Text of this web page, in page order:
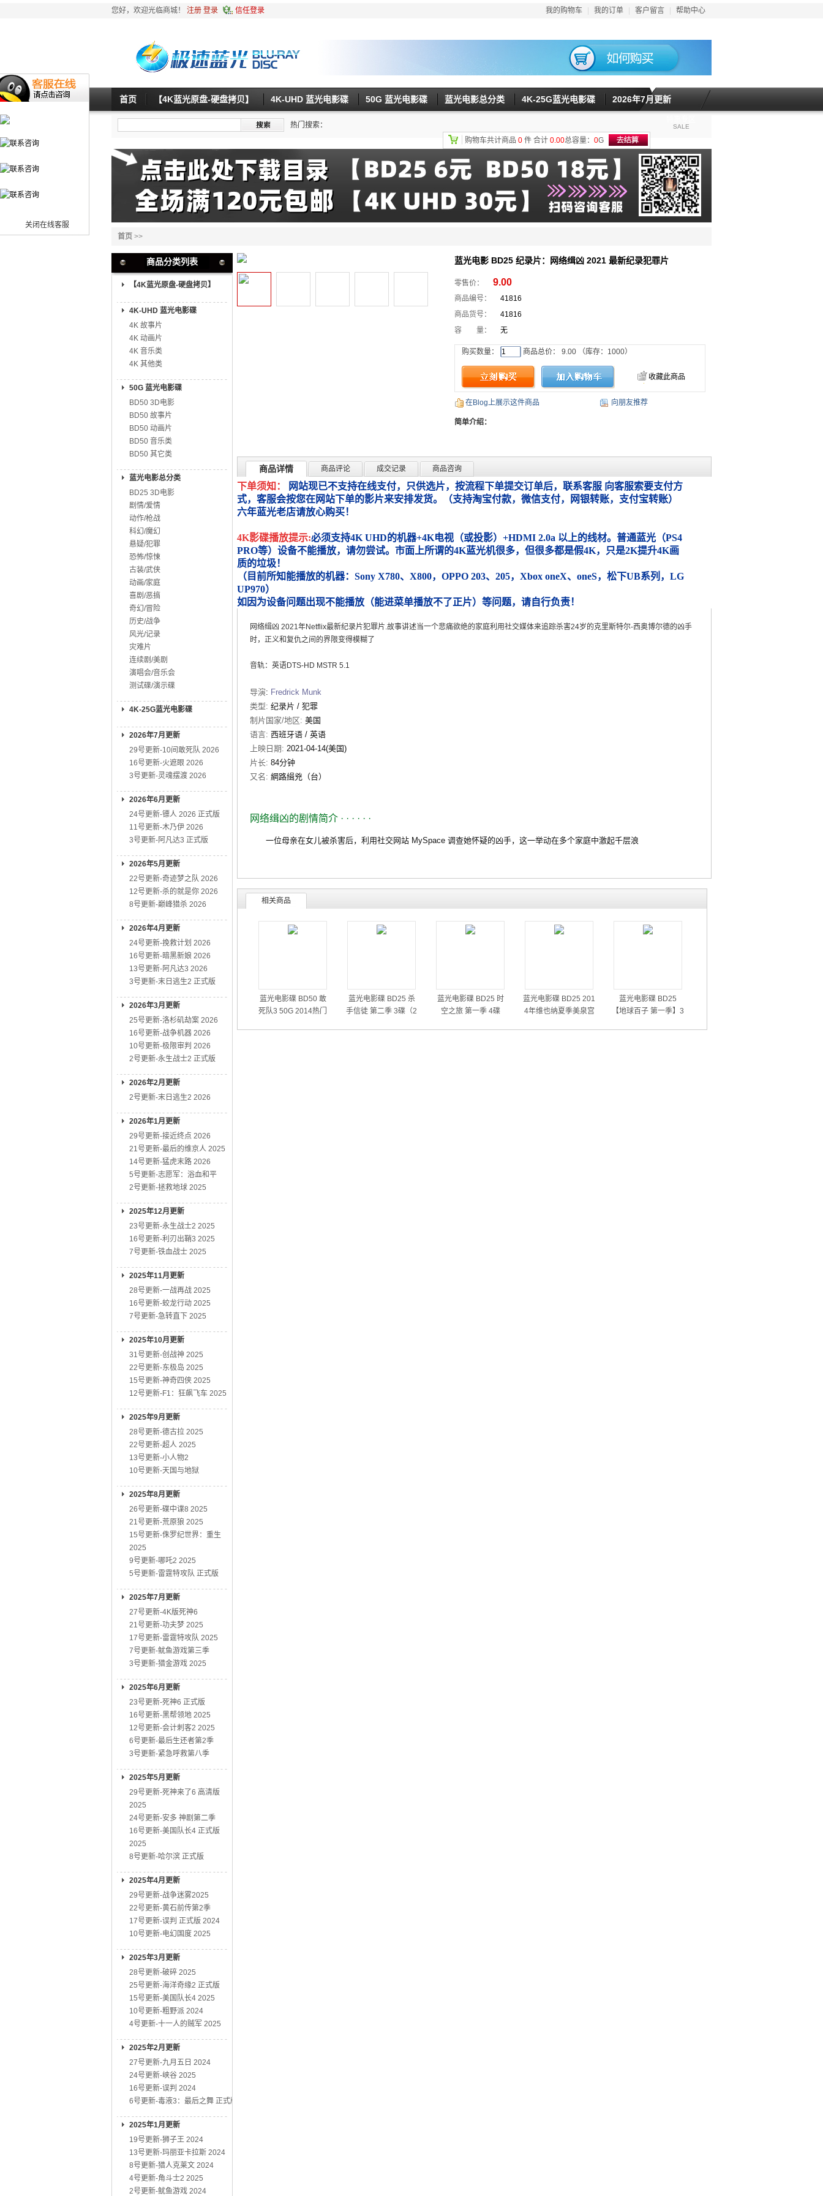
关闭在线客服
您好，欢迎光临商城！ 注册 登录 信任登录 我的购物车 我的订单 客户留言 帮助中心
首页 【4K蓝光原盘-硬盘拷贝】 4K-UHD 蓝光电影碟 50G 蓝光电影碟 蓝光电影总分类 4K-25G蓝光电影碟 2026年7月更新
SALE
热门搜索：
购物车共计商品 0 件 合计 0.00总容量： 0G
首页 >>
商品分类列表
【4K蓝光原盘-硬盘拷贝】
4K-UHD 蓝光电影碟
4K 故事片
4K 动画片
4K 音乐类
4K 其他类
50G 蓝光电影碟
BD50 3D电影
BD50 故事片
BD50 动画片
BD50 音乐类
BD50 其它类
蓝光电影总分类
BD25 3D电影
剧情/爱情
动作/枪战
科幻/魔幻
悬疑/犯罪
恐怖/惊悚
古装/武侠
动画/家庭
喜剧/恶搞
奇幻/冒险
历史/战争
风光/记录
灾难片
连续剧/美剧
演唱会/音乐会
测试碟/演示碟
4K-25G蓝光电影碟
2026年7月更新
29号更新-10间敢死队 2026
16号更新-火遮眼 2026
3号更新-灵魂摆渡 2026
2026年6月更新
24号更新-镖人 2026 正式版
11号更新-木乃伊 2026
3号更新-阿凡达3 正式版
2026年5月更新
22号更新-奇迹梦之队 2026
12号更新-杀的就是你 2026
8号更新-巅峰猎杀 2026
2026年4月更新
24号更新-挽救计划 2026
16号更新-暗黑新娘 2026
13号更新-阿凡达3 2026
3号更新-末日逃生2 正式版
2026年3月更新
25号更新-洛杉矶劫案 2026
16号更新-战争机器 2026
10号更新-极限审判 2026
2号更新-永生战士2 正式版
2026年2月更新
2号更新-末日逃生2 2026
2026年1月更新
29号更新-接近终点 2026
21号更新-最后的维京人 2025
14号更新-猛虎末路 2026
5号更新-志愿军：浴血和平
2号更新-拯救地球 2025
2025年12月更新
23号更新-永生战士2 2025
16号更新-利刃出鞘3 2025
7号更新-铁血战士 2025
2025年11月更新
28号更新-一战再战 2025
16号更新-蛟龙行动 2025
7号更新-急转直下 2025
2025年10月更新
31号更新-创战神 2025
22号更新-东极岛 2025
15号更新-神奇四侠 2025
12号更新-F1：狂飙飞车 2025
2025年9月更新
28号更新-德古拉 2025
22号更新-超人 2025
13号更新-小人物2
10号更新-天国与地狱
2025年8月更新
26号更新-碟中谍8 2025
21号更新-荒原狼 2025
15号更新-侏罗纪世界：重生
2025
9号更新-哪吒2 2025
5号更新-雷霆特攻队 正式版
2025年7月更新
27号更新-4K版死神6
21号更新-功夫梦 2025
17号更新-雷霆特攻队 2025
7号更新-鱿鱼游戏第三季
3号更新-猎金游戏 2025
2025年6月更新
23号更新-死神6 正式版
16号更新-黑帮领地 2025
12号更新-会计刺客2 2025
6号更新-最后生还者第2季
3号更新-紧急呼救第八季
2025年5月更新
29号更新-死神来了6 高清版
2025
24号更新-安多 神剧第二季
16号更新-美国队长4 正式版
2025
8号更新-哈尔滨 正式版
2025年4月更新
29号更新-战争迷雾2025
22号更新-黄石前传第2季
17号更新-误判 正式版 2024
10号更新-电幻国度 2025
2025年3月更新
28号更新-破碎 2025
25号更新-海洋奇缘2 正式版
15号更新-美国队长4 2025
10号更新-粗野派 2024
4号更新-十一人的贼军 2025
2025年2月更新
27号更新-九月五日 2024
24号更新-峡谷 2025
16号更新-误判 2024
6号更新-毒液3：最后之舞 正式版
2025年1月更新
19号更新-狮子王 2024
13号更新-玛丽亚卡拉斯 2024
8号更新-猎人克莱文 2024
4号更新-角斗士2 2025
2号更新-鱿鱼游戏 2024
蓝光电影 BD25 纪录片：网络缉凶 2021 最新纪录犯罪片
零售价： 9.00
商品编号：
41816
商品货号：
41816
容 量：
无
购买数量： 商品总价： 9.00 （库存： 1000）
收藏此商品
在Blog上展示这件商品 向朋友推荐
简单介绍：
商品详情 商品评论 成交记录 商品咨询
下单须知：
网站现已不支持在线支付，只供选片，按流程下单提交订单后，联系客服 向客服索要支付方
式，客服会按您在网站下单的影片来安排发货。（支持淘宝付款，微信支付，网银转账，支付宝转账）
六年蓝光老店请放心购买！
4K影碟播放提示:必须支持4K UHD的机器+4K电视（或投影）+HDMI 2.0a 以上的线材。普通蓝光（PS4
PRO等）设备不能播放，请勿尝试。市面上所谓的4K蓝光机很多，但很多都是假4K，只是2K提升4K画
质的垃圾！
（目前所知能播放的机器：Sony X780、X800，OPPO 203、205，Xbox oneX、oneS，松下UB系列，LG
UP970）
如因为设备问题出现不能播放（能进菜单播放不了正片）等问题，请自行负责！
网络缉凶 2021年Netflix最新纪录片犯罪片.故事讲述当一个悲痛欲绝的家庭利用社交媒体来追踪杀害24岁的克里斯特尔-西奥博尔德的凶手
时，正义和复仇之间的界限变得模糊了
音轨：英语DTS-HD MSTR 5.1
导演: Fredrick Munk
类型: 纪录片 / 犯罪
制片国家/地区: 美国
语言: 西班牙语 / 英语
上映日期: 2021-04-14(美国)
片长: 84分钟
又名: 網路緝兇（台）
网络缉凶的剧情简介 · · · · · ·
一位母亲在女儿被杀害后，利用社交网站 MySpace 调查她怀疑的凶手，这一举动在多个家庭中激起千层浪
相关商品
蓝光电影碟 BD50 敢
死队3 50G 2014热门
蓝光电影碟 BD25 杀
手信徒 第二季 3碟（2
蓝光电影碟 BD25 时
空之旅 第一季 4碟
蓝光电影碟 BD25 201
4年维也纳夏季美泉宫
蓝光电影碟 BD25
【地球百子 第一季】3